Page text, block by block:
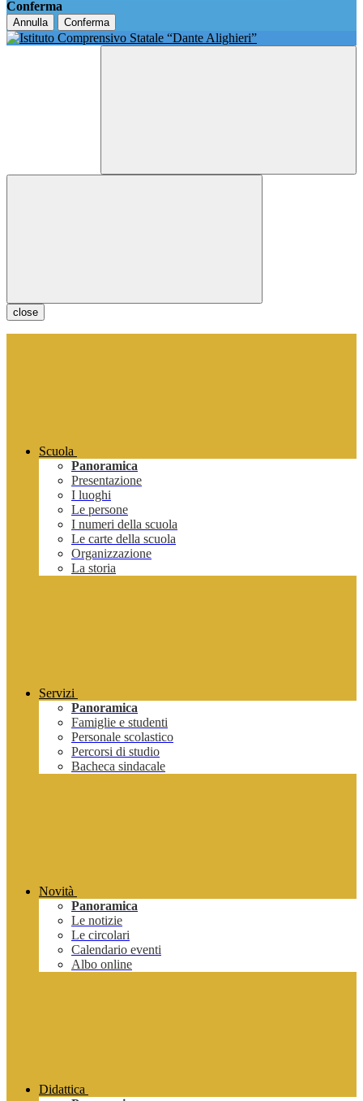
Conferma
Annulla Conferma
close
Scuola
Panoramica
Presentazione
I luoghi
Le persone
I numeri della scuola
Le carte della scuola
Organizzazione
La storia
Servizi
Panoramica
Famiglie e studenti
Personale scolastico
Percorsi di studio
Bacheca sindacale
Novità
Panoramica
Le notizie
Le circolari
Calendario eventi
Albo online
Didattica